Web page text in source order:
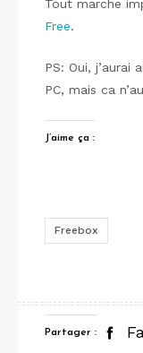
Tout marche
Free.
PS: Oui, j’aurai
PC, mais ca
J’aime ça :
Freebox
Partager :